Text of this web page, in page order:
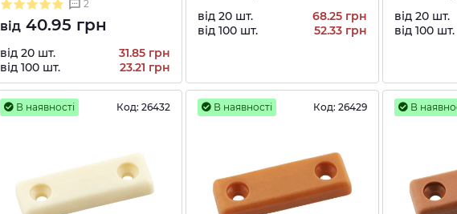
2
від 40.95 грн
від 20 шт.
31.85 грн
від 100 шт.
23.21 грн
від 20 шт.
68.25 грн
від 100 шт.
52.33 грн
від 20 шт.
від 100 шт.
В наявності Код: 26432 В наявності Код: 26429 В